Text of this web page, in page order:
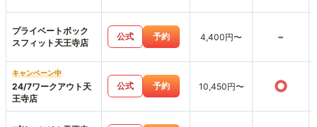
プライベートボック
スフィット天王寺店
公式 予約 4,400円〜 -
キャンペーン中
24/7ワークアウト天
王寺店
公式 予約 10,450円〜 ○